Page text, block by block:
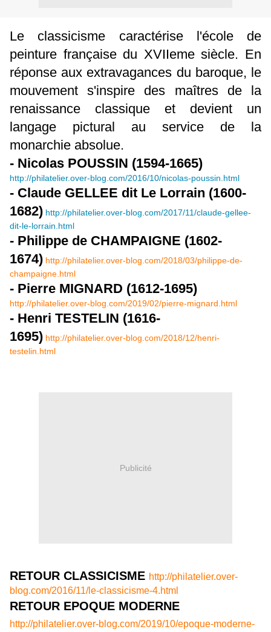
Le classicisme caractérise l'école de
peinture française du XVIIeme siècle. En
réponse aux extravagances du baroque, le
mouvement s'inspire des maîtres de la
renaissance classique et devient un
langage pictural au service de la
monarchie absolue.
- Nicolas POUSSIN (1594-1665)
http://philatelier.over-blog.com/2016/10/nicolas-poussin.html
- Claude GELLEE dit Le Lorrain (1600-
1682) http://philatelier.over-blog.com/2017/11/claude-gellee-
dit-le-lorrain.html
- Philippe de CHAMPAIGNE (1602-
1674) http://philatelier.over-blog.com/2018/03/philippe-de-
champaigne.html
- Pierre MIGNARD (1612-1695)
http://philatelier.over-blog.com/2019/02/pierre-mignard.html
- Henri TESTELIN (1616-
1695) http://philatelier.over-blog.com/2018/12/henri-
testelin.html
Publicité
RETOUR CLASSICISME http://philatelier.over-
blog.com/2016/11/le-classicisme-4.html
RETOUR EPOQUE MODERNE
http://philatelier.over-blog.com/2019/10/epoque-moderne-